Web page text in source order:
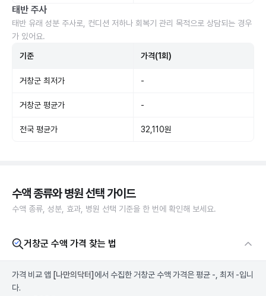
태반 주사
태반 유래 성분 주사로, 컨디션 저하나 회복기 관리 목적으로 상담되는 경우
가 있어요.
기준 가격(1회)
거창군 최저가 -
거창군 평균가 -
전국 평균가 32,110원
수액 종류와 병원 선택 가이드
수액 종류, 성분, 효과, 병원 선택 기준을 한 번에 확인해 보세요.
거창군 수액 가격 찾는 법
가격 비교 앱 [나만의닥터] 에서 수집한 거창군 수액 가격은 평균 -, 최저 -입니
다.